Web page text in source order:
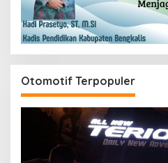
Otomotif Terpopuler